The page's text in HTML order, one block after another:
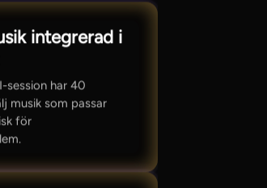
integrerad i
session har 40
musik som passar
för